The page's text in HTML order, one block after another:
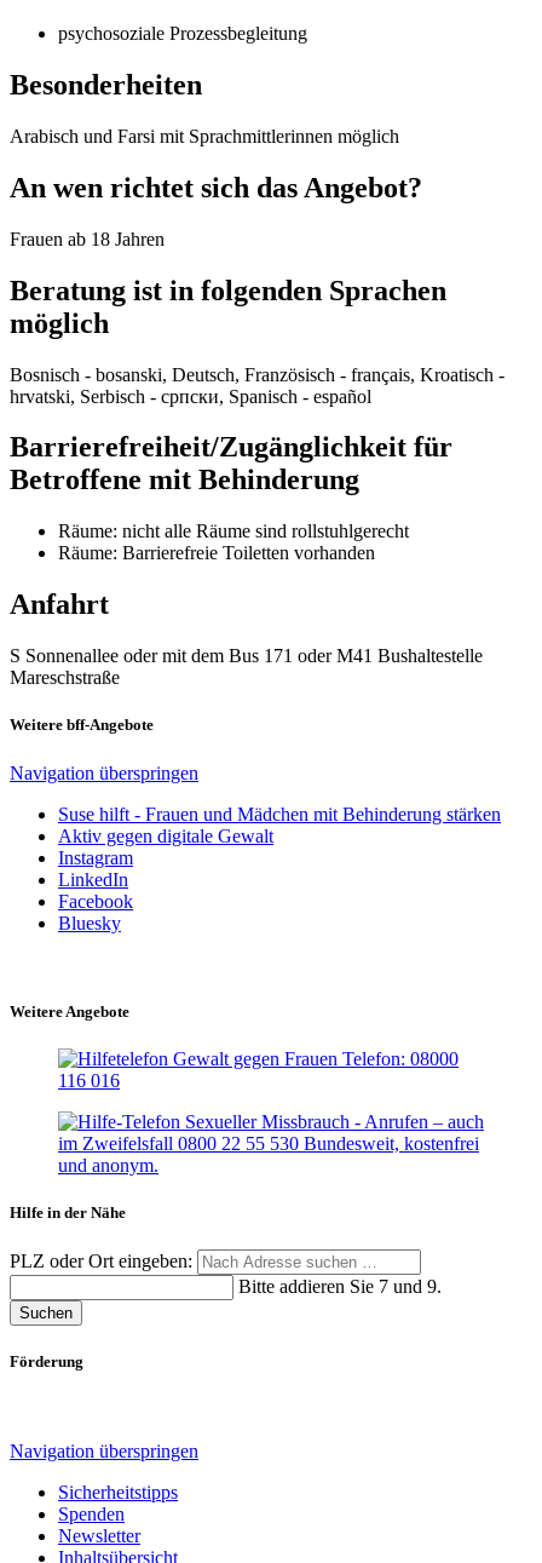
psychosoziale Prozessbegleitung
Besonderheiten
Arabisch und Farsi mit Sprachmittlerinnen möglich
An wen richtet sich das Angebot?
Frauen ab 18 Jahren
Beratung ist in folgenden Sprachen
möglich
Bosnisch - bosanski, Deutsch, Französisch - français, Kroatisch -
hrvatski, Serbisch - српски, Spanisch - español
Barrierefreiheit/Zugänglichkeit für
Betroffene mit Behinderung
Räume: nicht alle Räume sind rollstuhlgerecht
Räume: Barrierefreie Toiletten vorhanden
Anfahrt
S Sonnenallee oder mit dem Bus 171 oder M41 Bushaltestelle
Mareschstraße
Weitere bff-Angebote
Navigation überspringen
Suse hilft - Frauen und Mädchen mit Behinderung stärken
Aktiv gegen digitale Gewalt
Instagram
LinkedIn
Facebook
Bluesky
Weitere Angebote
Hilfe in der Nähe
PLZ oder Ort eingeben:
Bitte addieren Sie 7 und 9.
Suchen
Förderung
Navigation überspringen
Sicherheitstipps
Spenden
Newsletter
Inhaltsübersicht